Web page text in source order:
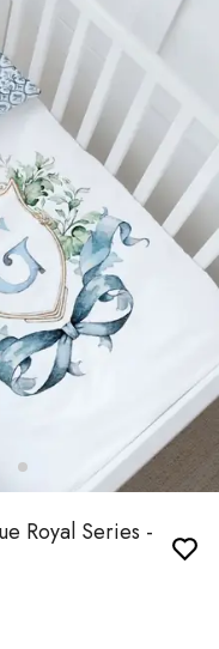
Royal Series -